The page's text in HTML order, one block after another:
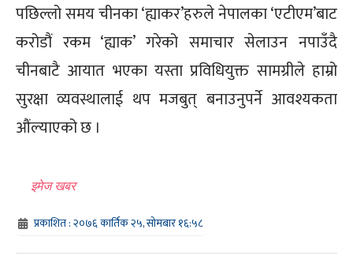
पछिल्लो समय चीनका ‘ह्याकर’हरुले नेपालका ‘एटीएम’बाट
करोडौं रकम ‘ह्याक’ गरेको समाचार सेलाउन नपाउँदै
चीनबाटै आयात भएका यस्ता प्रविधियुक्त सामग्रीले हाम्रो
सुरक्षा व्यवस्थालाई थप मजबुत् बनाउनुपर्ने आवश्यकता
औंल्याएको छ ।
इमेज खबर
प्रकाशित : २०७६ कार्तिक २५, सोमबार १६:५८